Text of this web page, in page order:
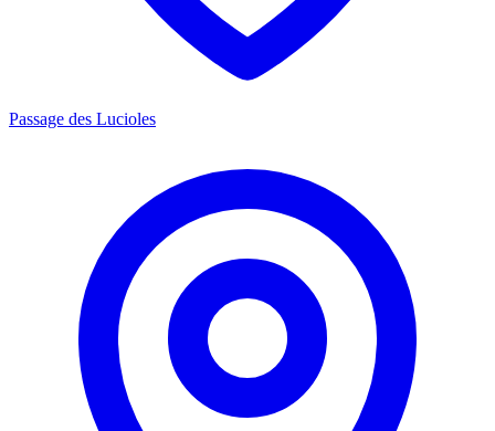
Passage des Lucioles